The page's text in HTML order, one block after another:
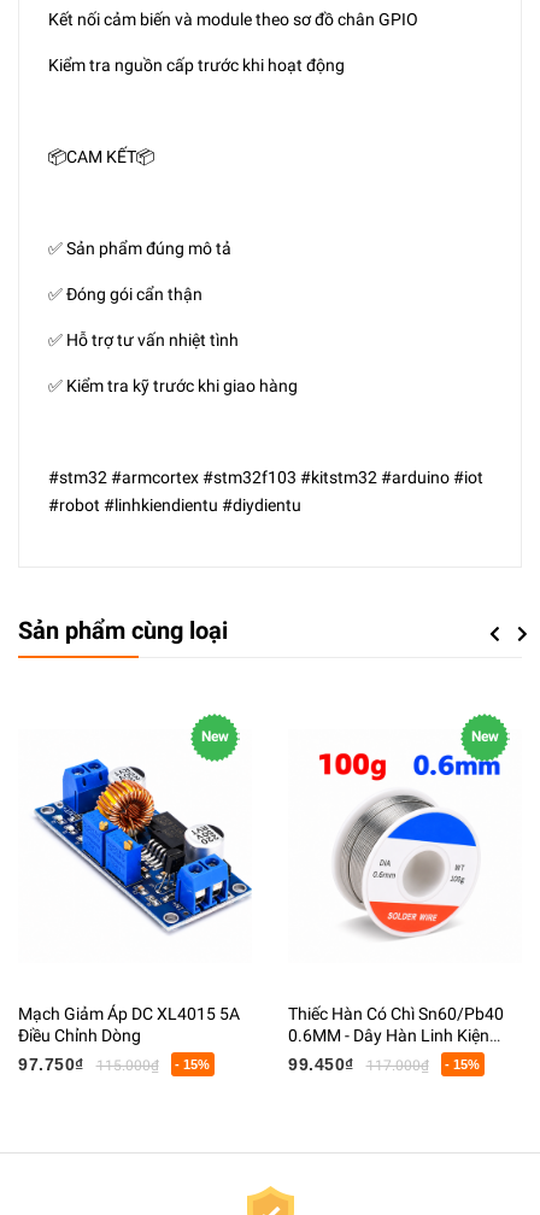
Kết nối cảm biến và module theo sơ đồ chân GPIO
Kiểm tra nguồn cấp trước khi hoạt động
📦CAM KẾT📦
✅ Sản phẩm đúng mô tả
✅ Đóng gói cẩn thận
✅ Hỗ trợ tư vấn nhiệt tình
✅ Kiểm tra kỹ trước khi giao hàng
#stm32 #armcortex #stm32f103 #kitstm32 #arduino #iot
#robot #linhkiendientu #diydientu
Sản phẩm cùng loại Previous
New
Mạch Giảm Áp DC XL4015 5A
Điều Chỉnh Dòng
97.750₫
115.000₫ - 15%
New
Thiếc Hàn Có Chì Sn60/Pb40
0.6MM - Dây Hàn Linh Kiện
Điện Tử Có Lõi Flux
99.450₫ 117.000₫ - 15%
Next